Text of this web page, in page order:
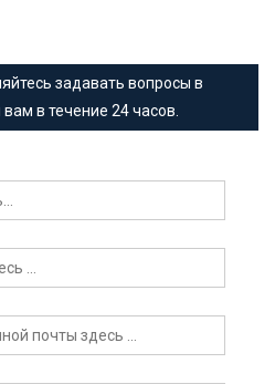
задавать вопросы в
в течение 24 часов.